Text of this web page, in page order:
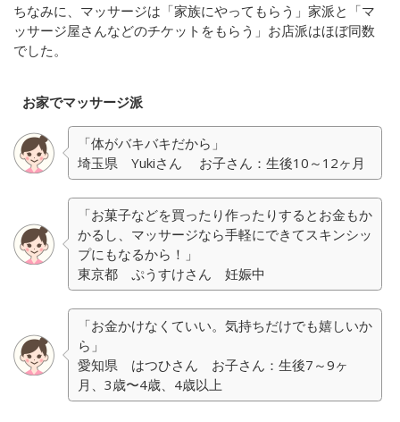
ちなみに、マッサージは「家族にやってもらう」家派と「マ
ッサージ屋さんなどのチケットをもらう」お店派はほぼ同数
でした。
お家でマッサージ派
「体がバキバキだから」
埼玉県 Yukiさん お子さん：生後10～12ヶ月
「お菓子などを買ったり作ったりするとお金もか
かるし、マッサージなら手軽にできてスキンシッ
プにもなるから！」
東京都 ぷうすけさん 妊娠中
「お金かけなくていい。気持ちだけでも嬉しいか
ら」
愛知県 はつひさん お子さん：生後7～9ヶ
月、3歳〜4歳、4歳以上